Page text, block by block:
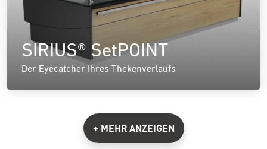
SIRIUS® SetPOINT
Der Eyecatcher Ihres Thekenverlaufs
+ MEHR ANZEIGEN